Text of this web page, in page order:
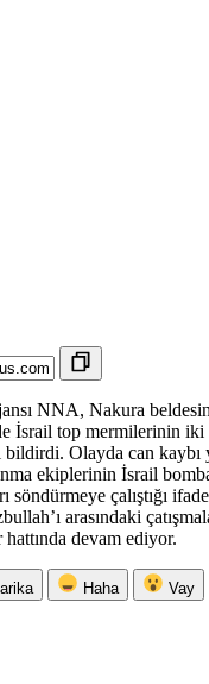
NNA, Nakura
İsrail top mermilerinin iki
Olayda can kaybı
ekiplerinin İsrail
söndürmeye çalıştığı
arasındaki
hattında devam ediyor.
Haha Vay